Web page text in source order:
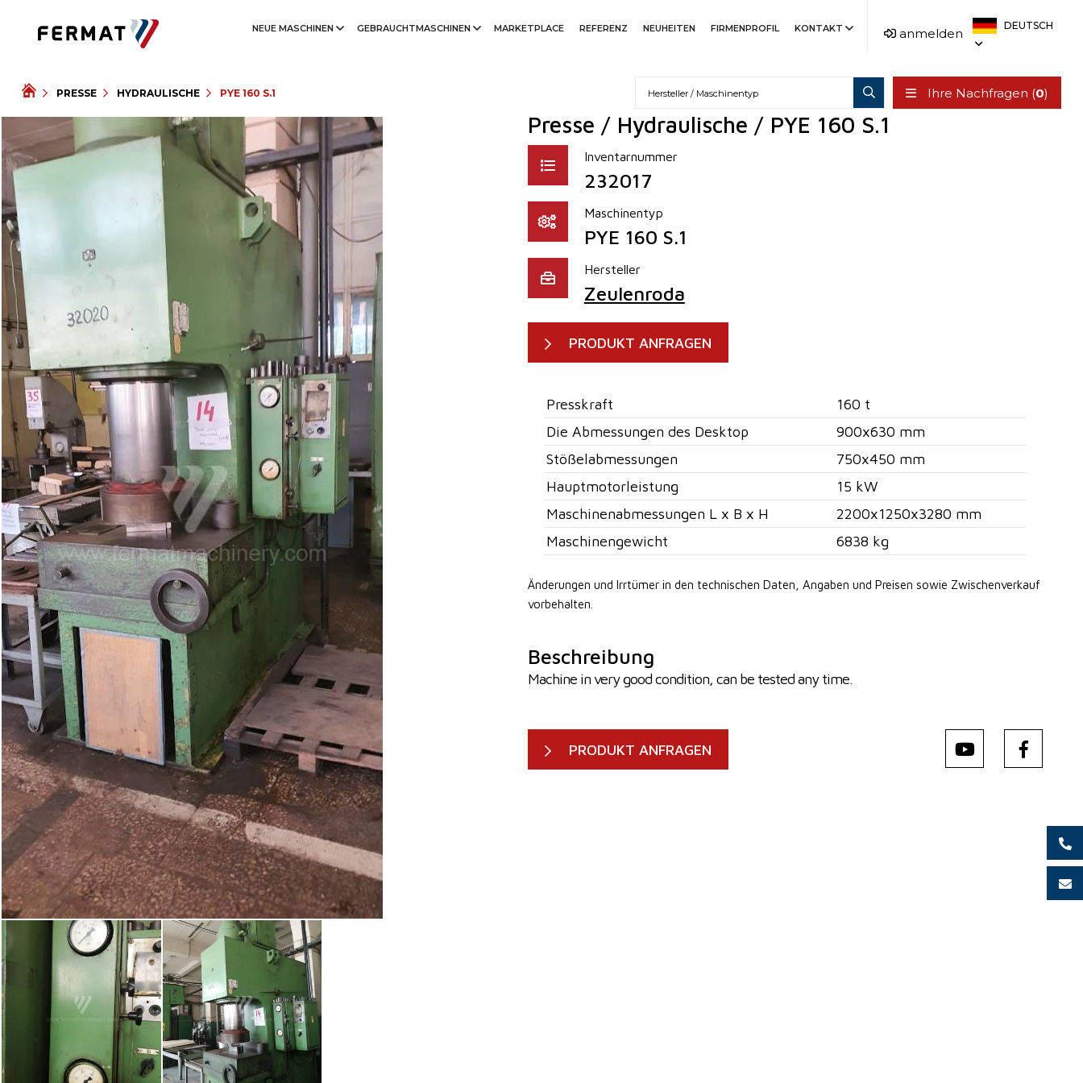
NEUE MASCHINEN GEBRAUCHTMASCHINEN MARKETPLACE REFERENZ NEUHEITEN FIRMENPROFIL KONTAKT anmelden
DEUTSCH
PRESSE HYDRAULISCHE PYE 160 S.1 Ihre Nachfragen (0)
Presse / Hydraulische / PYE 160 S.1
Inventarnummer
232017
Maschinentyp
PYE 160 S.1
Hersteller
Zeulenroda
PRODUKT ANFRAGEN
Presskraft
160 t
Die Abmessungen des Desktop
900x630 mm
Stößelabmessungen
750x450 mm
Hauptmotorleistung
15 kW
Maschinenabmessungen L x B x H
2200x1250x3280 mm
Maschinengewicht
6838 kg
Änderungen und Irrtümer in den technischen Daten, Angaben und Preisen sowie Zwischenverkauf
vorbehalten.
Beschreibung
Machine in very good condition, can be tested any time.
PRODUKT ANFRAGEN